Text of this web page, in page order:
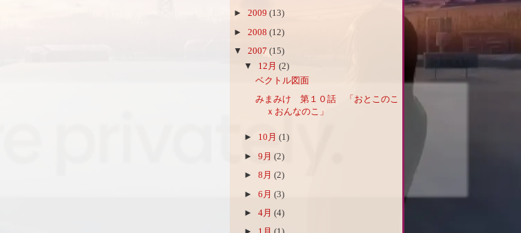
► 2009 (13)
► 2008 (12)
▼ 2007 (15)
▼ 12月(2)
ベクトル図面
みまみけ 第１０話 「おとこのこ
ｘおんなのこ」
► 10月(1)
►9月(2)
►8月(2)
►6月(3)
►4月(4)